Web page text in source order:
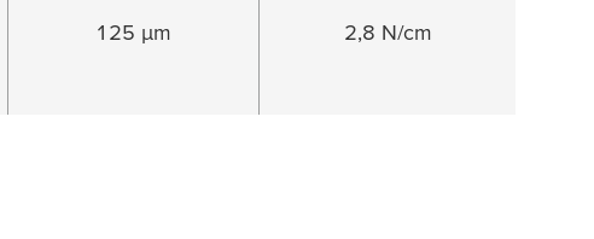
125 µm 2,8 N/cm